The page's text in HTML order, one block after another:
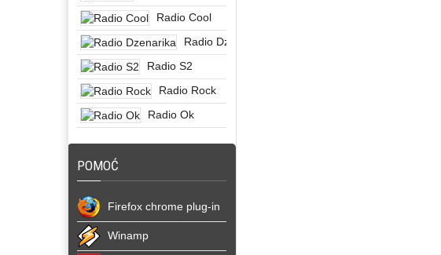
Radio Cool
Radio Dzenarika
Radio S2
Radio Rock
Radio Ok
POMOĆ
Firefox chrome plug-in
Winamp